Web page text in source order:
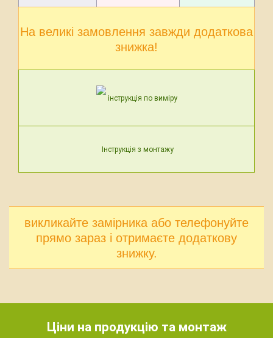
На великі замовлення завжди додаткова
знижка!
інструкція по виміру
Інструкція з монтажу
викликайте замірника або телефонуйте
прямо зараз і отримаєте додаткову
знижку.
Ціни на продукцію та монтаж